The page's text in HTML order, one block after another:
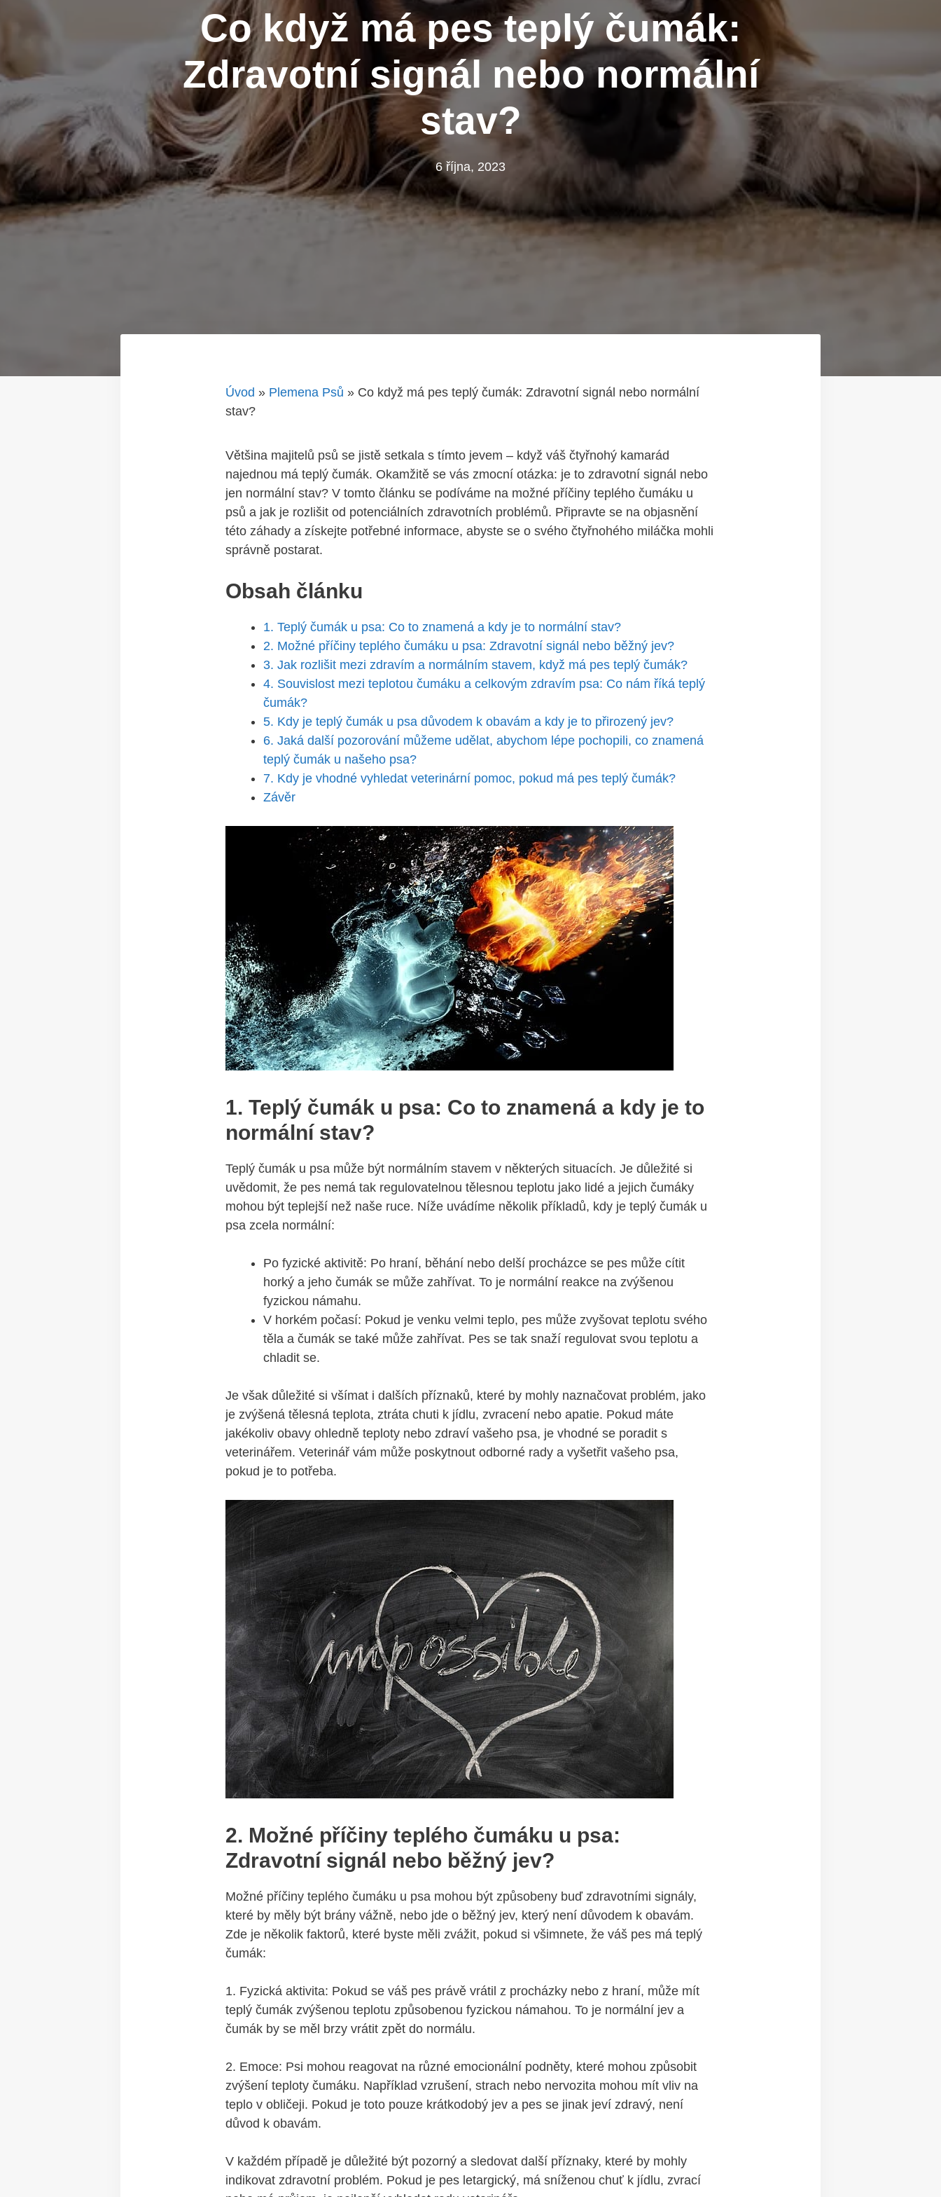
Co když má pes teplý čumák:
Zdravotní signál nebo normální
stav?
6 října, 2023
Úvod » Plemena Psů » Co když má pes teplý čumák: Zdravotní signál nebo normální
stav?
Většina majitelů psů se jistě setkala s​ tímto jevem – ⁣když váš čtyřnohý kamarád
najednou má‍ teplý čumák. ⁤Okamžitě se vás⁢ zmocní otázka: je to ​zdravotní signál nebo
jen normální stav? V tomto‌ článku se podíváme⁢ na možné příčiny ⁣teplého čumáku u
psů a ⁣jak je ⁣rozlišit od potenciálních zdravotních problémů. Připravte se‌ na ⁣objasnění
této záhady a ​získejte potřebné informace,⁢ abyste‌ se o svého čtyřnohého miláčka ‍mohli​
správně postarat.
Obsah článku
1. Teplý čumák u psa: Co to znamená⁤ a​ kdy je to normální stav?
2. Možné ⁣příčiny teplého čumáku ​u psa: Zdravotní signál⁢ nebo⁣ běžný jev?
3. Jak rozlišit mezi zdravím a normálním stavem, ‍když má‍ pes teplý čumák?
4. Souvislost mezi teplotou čumáku ‍a⁢ celkovým zdravím psa: ​Co ‍nám říká teplý
čumák?
5. Kdy⁤ je teplý čumák u‌ psa důvodem ‌k ‌obavám ‍a kdy je⁢ to přirozený ​jev?
6. Jaká další pozorování můžeme udělat,​ abychom lépe pochopili, co ‌znamená
teplý ‌čumák u našeho psa?
7. Kdy je vhodné vyhledat veterinární pomoc, pokud má pes⁣ teplý čumák?
Závěr
1.⁣ Teplý čumák u psa: Co to ⁤znamená a kdy je to
normální‌ stav?
Teplý ⁤čumák u ‍psa‍ může být normálním stavem v některých situacích. Je⁣ důležité ⁤si
uvědomit, že pes nemá tak regulovatelnou ⁢tělesnou teplotu jako lidé a jejich čumáky
mohou ⁢být teplejší ​než ‌naše ruce. Níže​ uvádíme několik⁣ příkladů, kdy je‍ teplý čumák u
psa ​zcela normální:
Po fyzické aktivitě: Po hraní,⁣ běhání nebo delší procházce se pes může cítit
horký a⁤ jeho‌ čumák ⁤se může⁤ zahřívat. ​To je normální⁣ reakce na zvýšenou⁢
fyzickou námahu.
V horkém počasí:‌ Pokud je venku velmi⁣ teplo, pes​ může ⁤zvyšovat teplotu svého
těla a čumák se také ‌může⁤ zahřívat.‌ Pes se⁣ tak snaží regulovat svou teplotu a
chladit se.
Je ​však důležité si všímat i dalších příznaků,⁢ které by mohly ​naznačovat problém, jako
je zvýšená ⁤tělesná teplota, ztráta chuti k jídlu, zvracení ‍nebo apatie. Pokud⁤ máte ​
jakékoliv obavy ohledně teploty nebo⁤ zdraví vašeho psa, je vhodné⁢ se poradit s​
veterinářem. Veterinář​ vám⁣ může poskytnout odborné rady a vyšetřit vašeho⁣ psa,
pokud je to potřeba.
2. Možné ⁤příčiny teplého čumáku u psa:
Zdravotní signál nebo běžný jev?
Možné příčiny teplého čumáku u psa​ mohou být způsobeny ‌buď zdravotními signály,
které by měly být ⁢brány vážně,​ nebo jde o ⁣běžný jev, který není důvodem k obavám. ​
Zde je ‍několik faktorů, které byste měli zvážit, pokud ⁣si všimnete, ⁣že váš pes má teplý‌
čumák:
1. Fyzická aktivita: Pokud se váš ⁣pes právě vrátil z procházky nebo z ‍hraní, může mít
teplý čumák‌ zvýšenou teplotu‌ způsobenou‍ fyzickou námahou.⁣ To je normální jev a
čumák by se ‍měl brzy vrátit zpět do normálu.
2. ‍Emoce:​ Psi ⁢mohou ​reagovat na různé emocionální podněty, ​které mohou způsobit
zvýšení teploty čumáku. Například vzrušení, strach nebo nervozita ⁣mohou mít ⁢vliv na
teplo ‍v obličeji.⁤ Pokud je toto pouze krátkodobý jev a‍ pes se jinak jeví zdravý,⁤ není
důvod ‌k obavám.
V každém ​případě je důležité být​ pozorný a sledovat další příznaky, které by mohly
indikovat ⁢zdravotní problém. Pokud je pes letargický, ​má sníženou ⁣chuť k jídlu, zvrací